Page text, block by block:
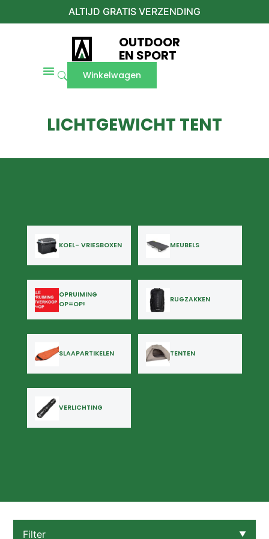
ALTIJD GRATIS VERZENDING
OUTDOOR
EN SPORT
Winkelwagen
LICHTGEWICHT TENT
KOEL- VRIESBOXEN MEUBELS
OPRUIMING
OP=OP!
RUGZAKKEN
SLAAPARTIKELEN TENTEN
VERLICHTING
Filter ▼